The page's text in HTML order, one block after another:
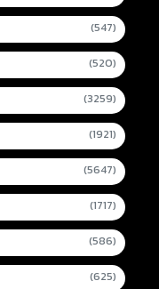
(547)
(520)
(3259)
(1921)
(5647)
(1717)
(586)
(625)